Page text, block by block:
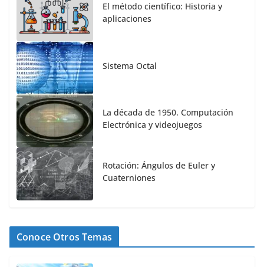
El método científico: Historia y
aplicaciones
Sistema Octal
La década de 1950. Computación
Electrónica y videojuegos
Rotación: Ángulos de Euler y
Cuaterniones
Conoce Otros Temas